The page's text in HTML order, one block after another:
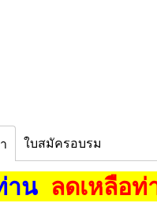
ใบสมัครอบรม
าน ลดเหลือท่